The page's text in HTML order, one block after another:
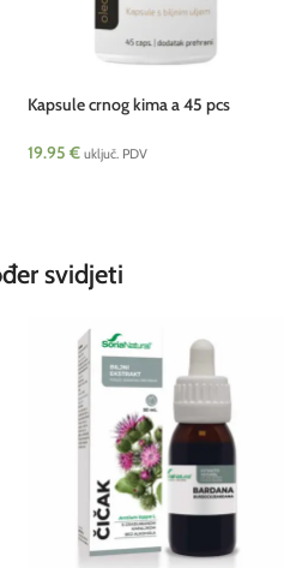
Kapsule crnog kima a 45 pcs
19.95 € uključ. PDV
svidjeti